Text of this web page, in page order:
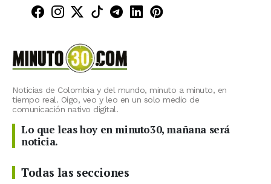
Minuto30 en Facebook
Minuto30 en Instagram
Minuto30 en X (Twitter)
Minuto30 en TikTok
Canal de Minuto30 en
Minuto30 en LinkedIn
Minuto30 en
Noticias de Colombia y del mundo, minuto a minuto, en
tiempo real. Oigo, veo y leo en un solo medio de
comunicación nativo digital.
Lo que leas hoy en minuto30, mañana será
noticia.
Todas las secciones